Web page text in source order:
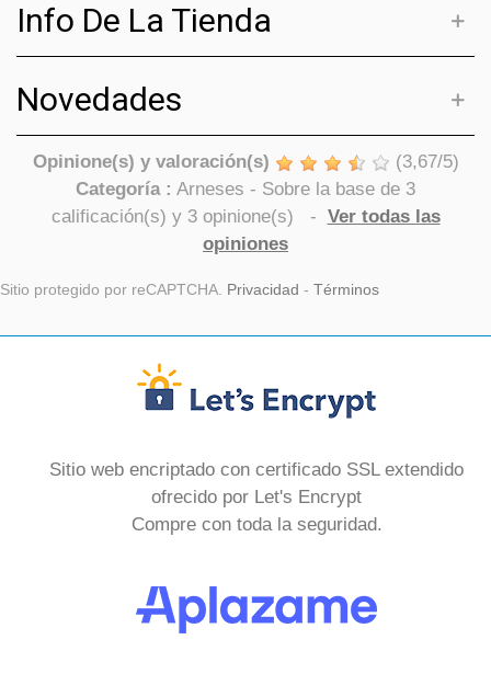
Info De La Tienda
Novedades
Opinione(s) y valoración(s) (3,67/5)
Categoría : Arneses - Sobre la base de 3
calificación(s) y 3opinione(s) - Ver todas las
opiniones
Sitio protegido por reCAPTCHA. Privacidad - Términos
Sitio web encriptado con certificado SSL extendido
ofrecido por Let's Encrypt
Compre con toda la seguridad.